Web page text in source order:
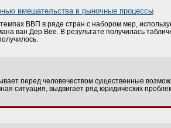
вмешательства в рыночные процессы
ВВП в ряде стран с набором мер,
ван Дер Вее. В результате получилась
перед человечеством существенные
ситуация, выдвигает ряд юридических